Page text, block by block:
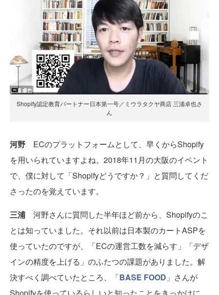
Shopify認定教育パートナー日本第一号／ミウラタクヤ商店 三浦卓也さ
ん
河野 ECのプラットフォームとして、早くからShopify
を用いられていますよね。2018年11月の大阪のイベント
で、僕に対して「Shopifyどうですか？」と質問してくだ
さったのを覚えています。
三浦 河野さんに質問した半年ほど前から、Shopifyのこ
とは知っていました。それ以前は日本製のカートASPを
使っていたのですが、「ECの運営工数を減らす」「デザ
インの精度を上げる」のふたつの課題がありました。解
決すべく調べていたところ、「BASE FOOD 」さんが